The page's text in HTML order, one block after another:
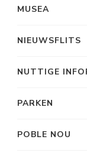
MUSEA
NIEUWSFLITS
NUTTIGE
PARKEN
POBLE NOU